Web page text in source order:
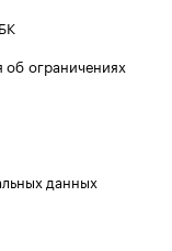
ограничениях
данных